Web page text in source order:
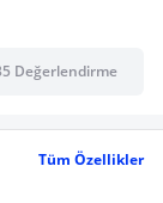
Değerlendirme
Tüm Özellikler